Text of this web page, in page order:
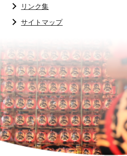
リンク集
サイトマップ